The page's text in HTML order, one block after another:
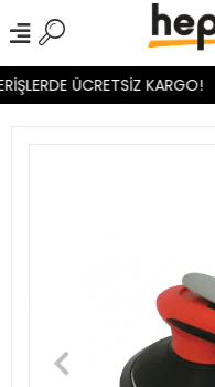
ÜCRETSİZ KARGO!